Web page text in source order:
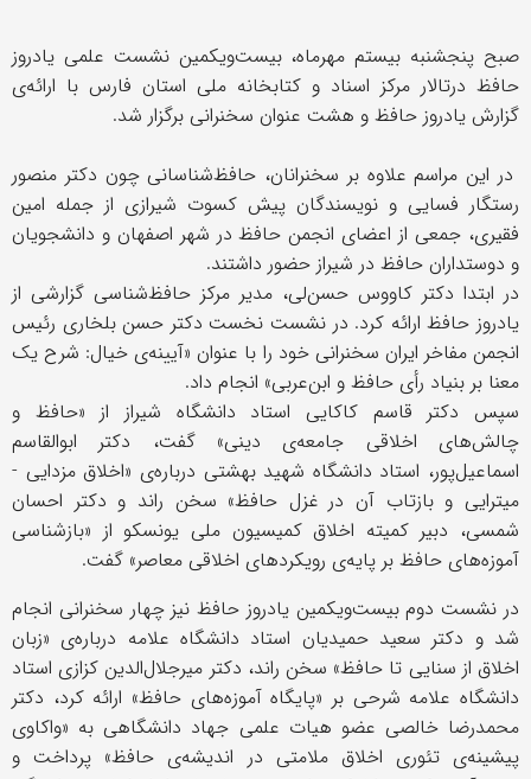
صبح پنجشنبه بیستم مهرماه، بیست‌ویکمین نشست علمی یادروز
حافظ درتالار مرکز اسناد و کتابخانه ملی استان فارس با ارائه‌ی
گزارش یادروز حافظ و هشت عنوان سخنرانی برگزار شد.
در این مراسم علاوه بر سخنرانان، حافظ‌شناسانی چون دکتر منصور
رستگار فسایی و نویسندگان پیش کسوت شیرازی از جمله امین
فقیری، جمعی از اعضای انجمن حافظ در شهر اصفهان و دانشجویان
و دوستداران حافظ در شیراز حضور داشتند.
در ابتدا دکتر کاووس حسن‌لی، مدیر مرکز حافظ‌شناسی گزارشی از
یادروز حافظ ارائه کرد. در نشست نخست دکتر حسن بلخاری رئیس
انجمن مفاخر ایران سخنرانی خود را با عنوان «آیینه‌ی خیال: شرح یک
معنا بر بنیاد رأی حافظ و ابن‌عربی» انجام داد.
سپس دکتر قاسم کاکایی استاد دانشگاه شیراز از «حافظ و
چالش‌های اخلاقی جامعه‌ی دینی» گفت، دکتر ابوالقاسم
اسماعیل‌پور، استاد دانشگاه شهید بهشتی درباره‌ی «اخلاق مزدایی -
میترایی و بازتاب آن در غزل حافظ» سخن راند و دکتر احسان
شمسی، دبیر کمیته اخلاق کمیسیون ملی یونسکو از «بازشناسی
آموزه‌های حافظ بر پایه‌ی رویکردهای اخلاقی معاصر» گفت.
در نشست دوم بیست‌ویکمین یادروز حافظ نیز چهار سخنرانی انجام
شد و دکتر سعید حمیدیان استاد دانشگاه علامه درباره‌ی «زبان
اخلاق از سنایی تا حافظ» سخن راند، دکتر میرجلال‌الدین کزازی استاد
دانشگاه علامه شرحی بر «پایگاه آموزه‌های حافظ» ارائه کرد، دکتر
محمدرضا خالصی عضو هیات علمی جهاد دانشگاهی به «واکاوی
پیشینه‌ی تئوری اخلاق ملامتی در اندیشه‌ی حافظ» پرداخت و